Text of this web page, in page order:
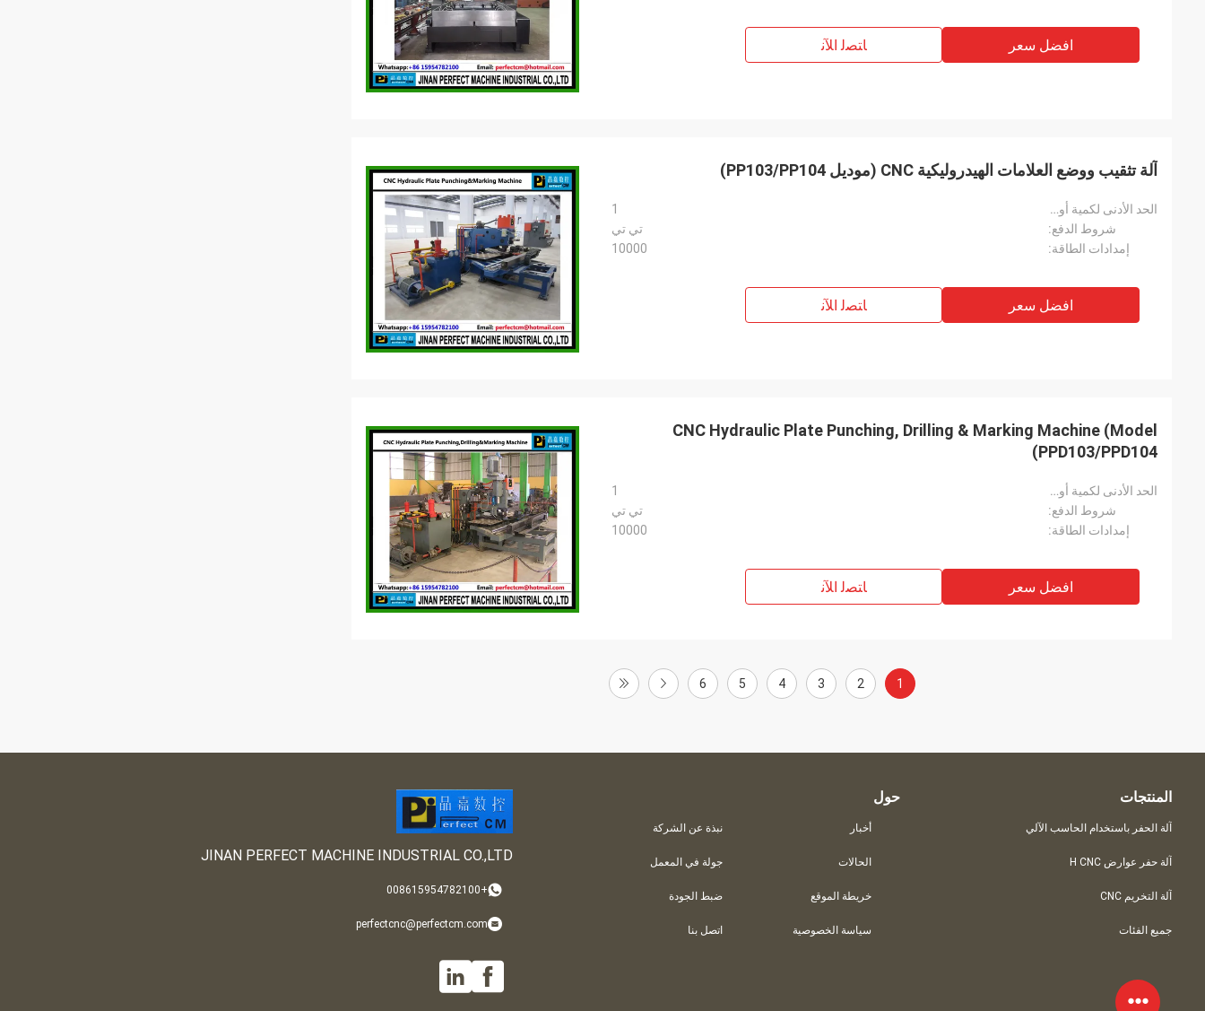
افضل سعر ﺎﺘﺼﻟ ﺍﻶﻧ
آلة تثقيب ووضع العلامات الهيدروليكية CNC (موديل PP103/PP104)
الحد الأدنى لكمية أويدر:
1
شروط الدفع:
تي تي
إمدادات الطاقة:
10000
افضل سعر ﺎﺘﺼﻟ ﺍﻶﻧ
CNC Hydraulic Plate Punching, Drilling & Marking Machine (Model
PPD103/PPD104)
الحد الأدنى لكمية أويدر:
1
شروط الدفع:
تي تي
إمدادات الطاقة:
10000
افضل سعر ﺎﺘﺼﻟ ﺍﻶﻧ
1
2
3
4
5
6
JINAN PERFECT MACHINE INDUSTRIAL CO.,LTD
+008615954782100
perfectcnc@perfectcm.com
حول
نبذة عن الشركة
جولة في المعمل
ضبط الجودة
اتصل بنا
أخبار
الحالات
خريطة الموقع
سياسة الخصوصية
المنتجات
آلة الحفر باستخدام الحاسب الآلي
آلة حفر عوارض H CNC
آلة التخريم CNC
جميع الفئات